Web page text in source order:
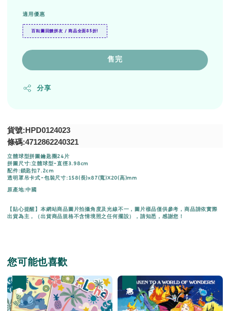
適用優惠
百耘圖回饋拼友 / 商品全面85折!
售完
分享
貨號:HPD0124023
條碼:4712862240321
立體球型拼圖鑰匙圈24片
拼圖尺寸:立體球型-直徑3.98cm
配件:鎖匙扣7.2cm
透明罩吊卡式-包裝尺寸:158(長)x87(寬)X20(高)mm
原產地:中國
【貼心提醒】本網站商品圖片拍攝角度及光線不一，圖片樣品僅供參考，商品請依實際
出貨為主，（出貨商品規格不含情境照之任何擺設），請知悉，感謝您！
您可能也喜歡